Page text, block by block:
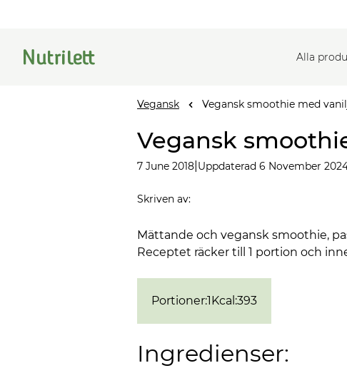
Alla
Vegansk Vegansk smoothie med
Vegansk
7 June 2018 Uppdaterad 6 November
Skriven av:
Mättande och vegansk smoothie,
Receptet räcker till 1 portion och
Portioner:1Kcal :393
Ingredienser: